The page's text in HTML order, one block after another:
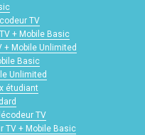
TV
+ Mobile Basic
+ Mobile Unlimited
Basic
Unlimited
étudiant
TV
TV + Mobile Basic